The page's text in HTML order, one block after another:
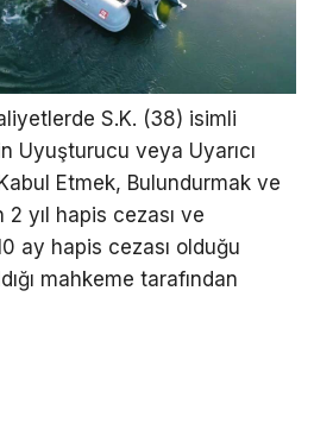
S.K. (38) isimli
Uyuşturucu veya Uyarıcı
Etmek, Bulundurmak ve
yıl hapis cezası ve
ay hapis cezası olduğu
mahkeme tarafından